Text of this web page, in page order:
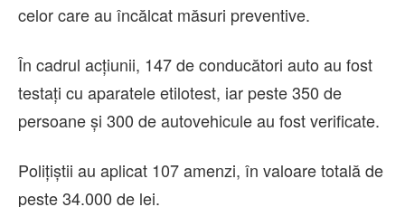
celor care au încălcat măsuri preventive.
În cadrul acțiunii, 147 de conducători auto au fost
testați cu aparatele etilotest, iar peste 350 de
persoane și 300 de autovehicule au fost verificate.
Polițiștii au aplicat 107 amenzi, în valoare totală de
peste 34.000 de lei.